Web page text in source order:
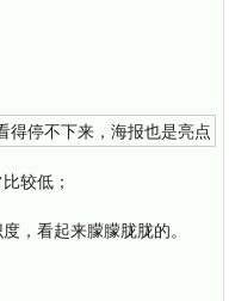
较低；
，看起来朦朦胧胧的。